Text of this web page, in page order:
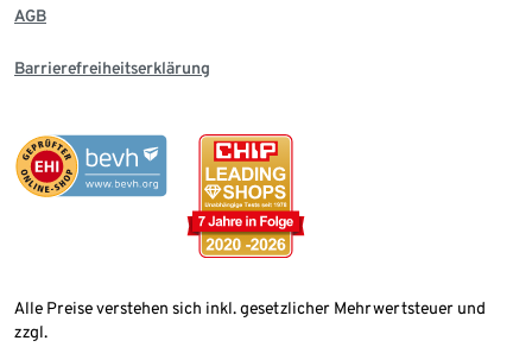
AGB
Barrierefreiheitserklärung
Alle Preise verstehen sich inkl. gesetzlicher Mehrwertsteuer und
zzgl.